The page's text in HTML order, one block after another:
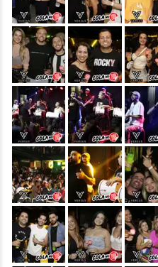
&nbsp; &nbsp; &nbsp;
&nbsp; &nbsp; &nbsp;
&nbsp; &nbsp; &nbsp;
&nbsp; &nbsp; &nbsp;